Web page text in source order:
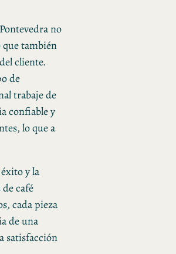
no
que también
cliente.
de
trabaje de
confiable y
lo que a
y la
café
cada pieza
de una
satisfacción